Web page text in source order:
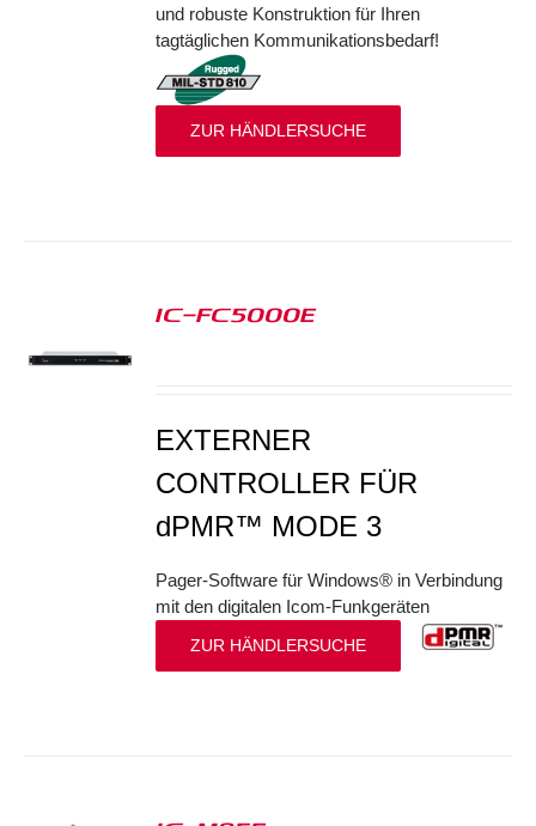
und robuste Konstruktion für Ihren
tagtäglichen Kommunikationsbedarf!
ZUR HÄNDLERSUCHE
IC-FC5000E
EXTERNER
CONTROLLER FÜR
dPMR™ MODE 3
Pager-Software für Windows® in Verbindung
mit den digitalen Icom-Funkgeräten
ZUR HÄNDLERSUCHE